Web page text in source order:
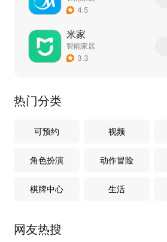
4.5
米家
智能家居
3.3
热门分类
可预约 视频
角色扮演 动作冒险
棋牌中心 生活
网友热搜